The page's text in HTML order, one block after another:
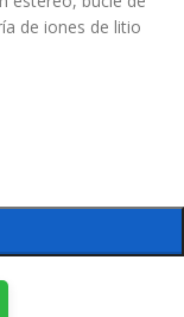
de iones de litio